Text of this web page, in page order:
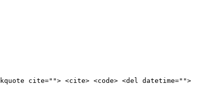
cite=""> <cite> <code> <del datetime="">